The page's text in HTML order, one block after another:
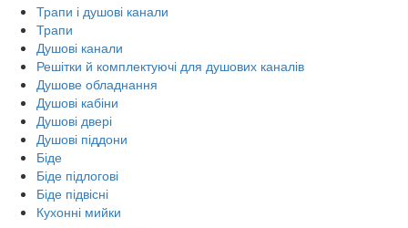
Трапи і душові канали
Трапи
Душові канали
Решітки й комплектуючі для душових каналів
Душове обладнання
Душові кабіни
Душові двері
Душові піддони
Біде
Біде підлогові
Біде підвісні
Кухонні мийки